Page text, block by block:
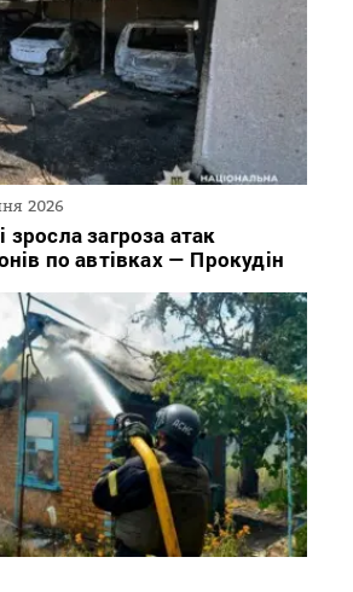
2026
загроза атак
по автівках — Прокудін